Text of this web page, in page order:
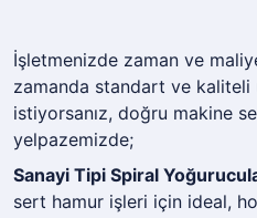
İşletmenizde zaman ve
zamanda standart ve kaliteli
istiyorsanız, doğru makine
yelpazemizde;
Sanayi Tipi Spiral
sert hamur işleri için ideal,